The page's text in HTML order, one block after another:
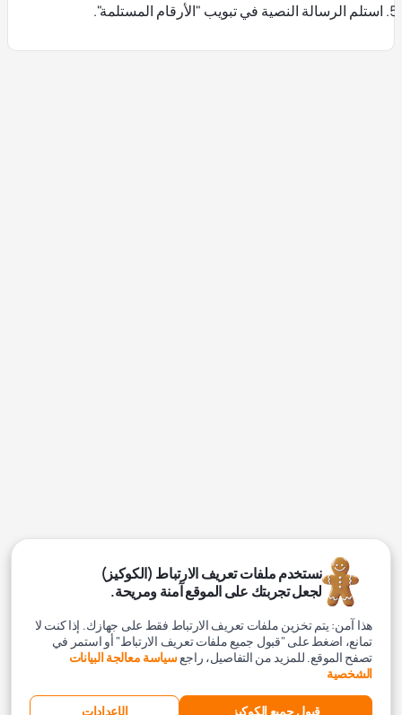
استلم الرسالة النصية في تبويب "الأرقام المستلمة".
نستخدم ملفات تعريف الارتباط (الكوكيز)
لجعل تجربتك على الموقع آمنة ومريحة.
هذا آمن: يتم تخزين ملفات تعريف الارتباط فقط على جهازك. إذا كنت لا
تمانع، اضغط على "قبول جميع ملفات تعريف الارتباط" أو استمر في
تصفح الموقع. للمزيد من التفاصيل، راجعسياسة معالجة البيانات
الشخصية
قبول جميع الكوكيز الإعدادات